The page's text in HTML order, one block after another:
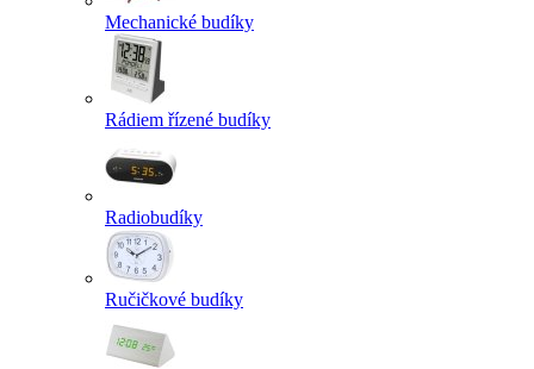
Mechanické budíky
Rádiem řízené budíky
Radiobudíky
Ručičkové budíky